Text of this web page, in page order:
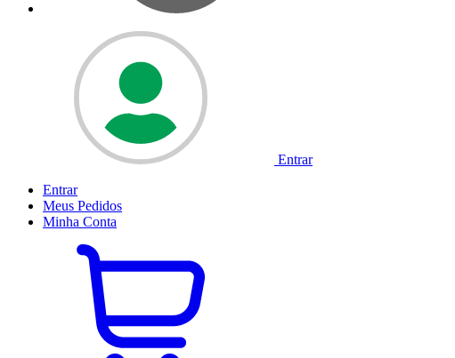
Entrar
Entrar
Meus Pedidos
Minha Conta